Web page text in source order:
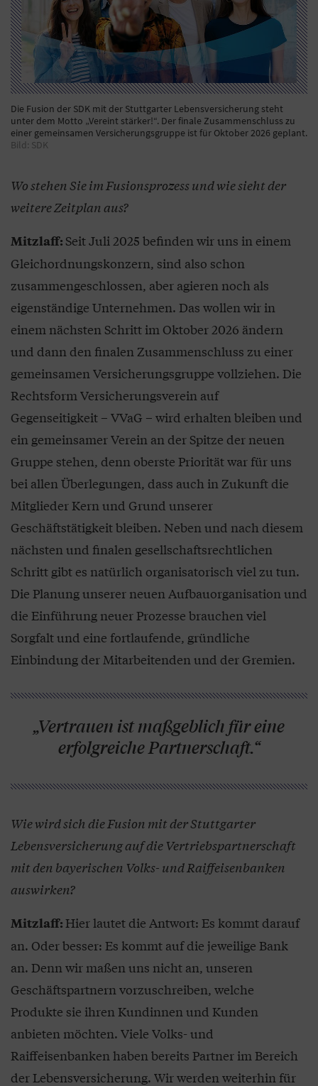
Die Fusion der SDK mit der Stuttgarter Lebensversicherung steht
unter dem Motto „Vereint stärker!“. Der finale Zusammenschluss zu
einer gemeinsamen Versicherungsgruppe ist für Oktober 2026 geplant.
Bild: SDK
Wo stehen Sie im Fusionsprozess und wie sieht der
weitere Zeitplan aus?
Mitzlaff: Seit Juli 2025 befinden wir uns in einem
Gleichordnungskonzern, sind also schon
zusammengeschlossen, aber agieren noch als
eigenständige Unternehmen. Das wollen wir in
einem nächsten Schritt im Oktober 2026 ändern
und dann den finalen Zusammenschluss zu einer
gemeinsamen Versicherungsgruppe vollziehen. Die
Rechtsform Versicherungsverein auf
Gegenseitigkeit – VVaG – wird erhalten bleiben und
ein gemeinsamer Verein an der Spitze der neuen
Gruppe stehen, denn oberste Priorität war für uns
bei allen Überlegungen, dass auch in Zukunft die
Mitglieder Kern und Grund unserer
Geschäftstätigkeit bleiben. Neben und nach diesem
nächsten und finalen gesellschaftsrechtlichen
Schritt gibt es natürlich organisatorisch viel zu tun.
Die Planung unserer neuen Aufbauorganisation und
die Einführung neuer Prozesse brauchen viel
Sorgfalt und eine fortlaufende, gründliche
Einbindung der Mitarbeitenden und der Gremien.
„Vertrauen ist maßgeblich für eine
erfolgreiche Partnerschaft.“
Wie wird sich die Fusion mit der Stuttgarter
Lebensversicherung auf die Vertriebspartnerschaft
mit den bayerischen Volks- und Raiffeisenbanken
auswirken?
Mitzlaff:Hier lautet die Antwort: Es kommt darauf
an. Oder besser: Es kommt auf die jeweilige Bank
an. Denn wir maßen uns nicht an, unseren
Geschäftspartnern vorzuschreiben, welche
Produkte sie ihren Kundinnen und Kunden
anbieten möchten. Viele Volks- und
Raiffeisenbanken haben bereits Partner im Bereich
der Lebensversicherung. Wir werden weiterhin für